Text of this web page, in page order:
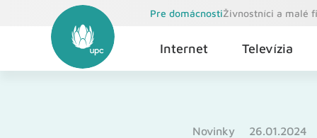
Pre domácnostiŽivnostníci a malé
Internet Televízia
Novinky 26.01.2024